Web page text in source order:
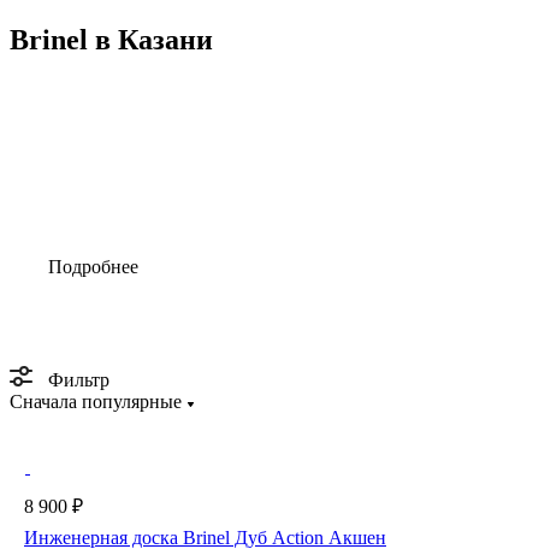
Brinel в Казани
Подробнее
Фильтр
Сначала популярные
8 900 ₽
Инженерная доска Brinel Дуб Action Акшен